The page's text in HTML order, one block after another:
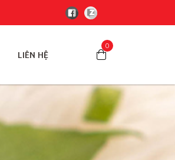
LIÊN HỆ
0